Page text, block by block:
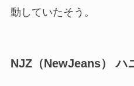
動していたそう。
NJZ（NewJeans） ハ